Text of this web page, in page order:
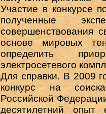
Участие в конкурсе
полученные
совершенствования
основе мировых
определить
электросетевого
Для справки. В 2009
конкурс на
Российской
десятилетний опыт